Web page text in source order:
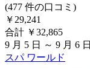
(477 件の口コミ)
￥29,241
合計 ￥32,865
9 月 5 日 ～ 9 月 6 日
スパ ワールド